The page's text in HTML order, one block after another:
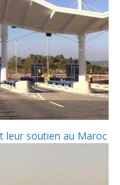
leur soutien au Maroc